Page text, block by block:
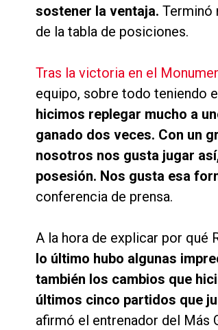
sostener la ventaja. Terminó
de la tabla de posiciones.
Tras la victoria en el
equipo, sobre todo teniendo
hicimos replegar mucho a
ganado dos veces. Con un
nosotros nos gusta jugar
posesión. Nos gusta esa
conferencia de prensa.
A la hora de explicar por qué
lo último hubo algunas
también los cambios que
últimos cinco partidos que
afirmó el entrenador del Más